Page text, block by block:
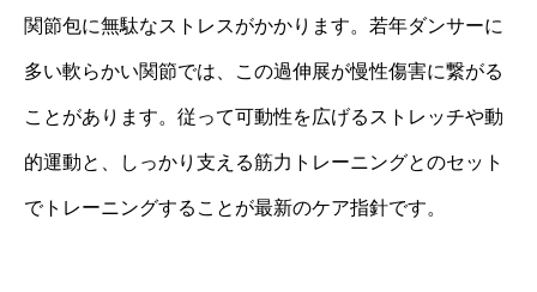
関節包に無駄なストレスがかかります。若年ダンサーに
多い軟らかい関節では、この過伸展が慢性傷害に繋がる
ことがあります。従って可動性を広げるストレッチや動
的運動と、しっかり支える筋力トレーニングとのセット
でトレーニングすることが最新のケア指針です。